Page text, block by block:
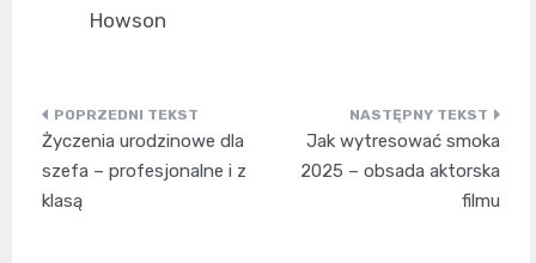
Howson
Nawigacja
wpisu
Życzenia urodzinowe dla
szefa – profesjonalne i z
klasą
Jak wytresować smoka
2025 – obsada aktorska
filmu